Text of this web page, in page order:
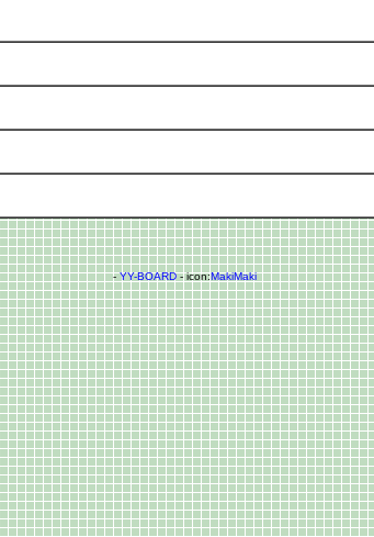
-YY-BOARD- icon:MakiMaki